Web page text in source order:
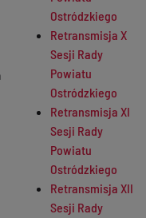
Ostródzkiego
Retransmisja X
Sesji Rady
Powiatu
Ostródzkiego
Retransmisja XI
Sesji Rady
Powiatu
Ostródzkiego
Retransmisja XII
Sesji Rady